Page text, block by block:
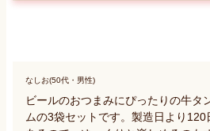
なしお(50代・男性)
ビールのおつまみにぴったりの牛タ
ムの3袋セットです。製造日より